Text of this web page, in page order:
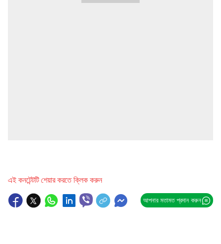
এই কনটেন্টটি শেয়ার করতে ক্লিক করুন
আপনার মতামত প্রদান করুন